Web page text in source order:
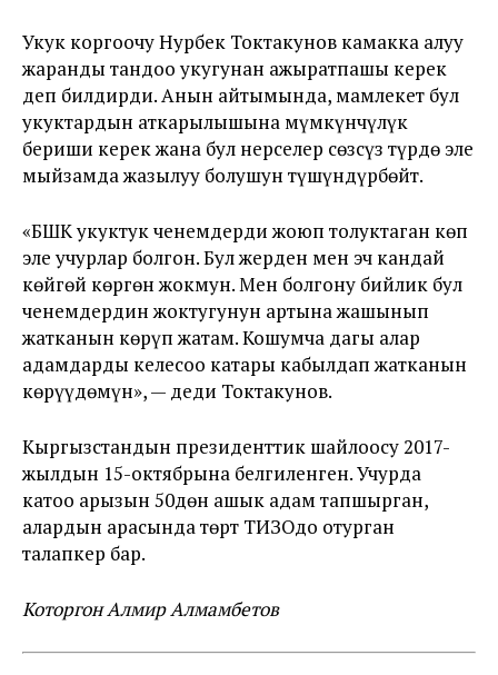
Укук коргоочу Нурбек Токтакунов камакка алуу
жаранды тандоо укугунан ажыратпашы керек
деп билдирди. Анын айтымында, мамлекет бул
укуктардын аткарылышына мүмкүнчүлүк
бериши керек жана бул нерселер сөзсүз түрдө эле
мыйзамда жазылуу болушун түшүндүрбөйт.
«БШК укуктук ченемдерди жоюп толуктаган көп
эле учурлар болгон. Бул жерден мен эч кандай
көйгөй көргөн жокмун. Мен болгону бийлик бул
ченемдердин жоктугунун артына жашынып
жатканын көрүп жатам. Кошумча дагы алар
адамдарды келесоо катары кабылдап жатканын
көрүүдөмүн», — деди Токтакунов.
Кыргызстандын президенттик шайлоосу 2017-
жылдын 15-октябрына белгиленген. Учурда
катоо арызын 50дөн ашык адам тапшырган,
алардын арасында төрт ТИЗОдо отурган
талапкер бар.
Которгон Алмир Алмамбетов